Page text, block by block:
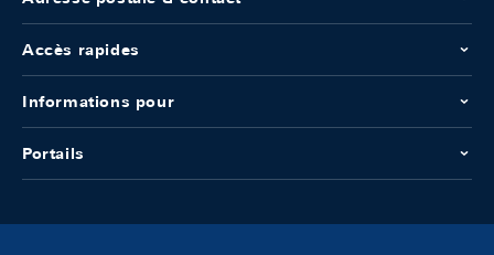
Accès rapides
Informations pour
Portails